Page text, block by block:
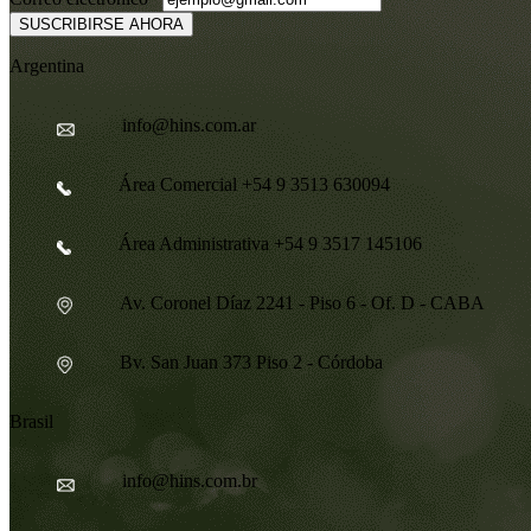
Correo
SUSCRIBIRSE AHORA
Argentina
info@hins.com.ar
Área Comercial +54 9 3513 630094
Área Administrativa +54 9 3517 145106
Av. Coronel Díaz 2241 - Piso 6 - Of. D - CABA
Bv. San Juan 373 Piso 2 - Córdoba
Brasil
info@hins.com.br